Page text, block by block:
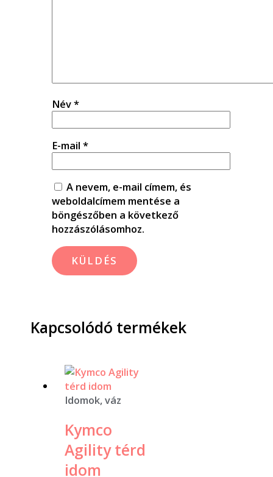
Név*
E-mail *
A nevem, e-mail címem, és
weboldalcímem mentése a
böngészőben a következő
hozzászólásomhoz.
Kapcsolódó termékek
Idomok, váz
Kymco
Agility térd
idom